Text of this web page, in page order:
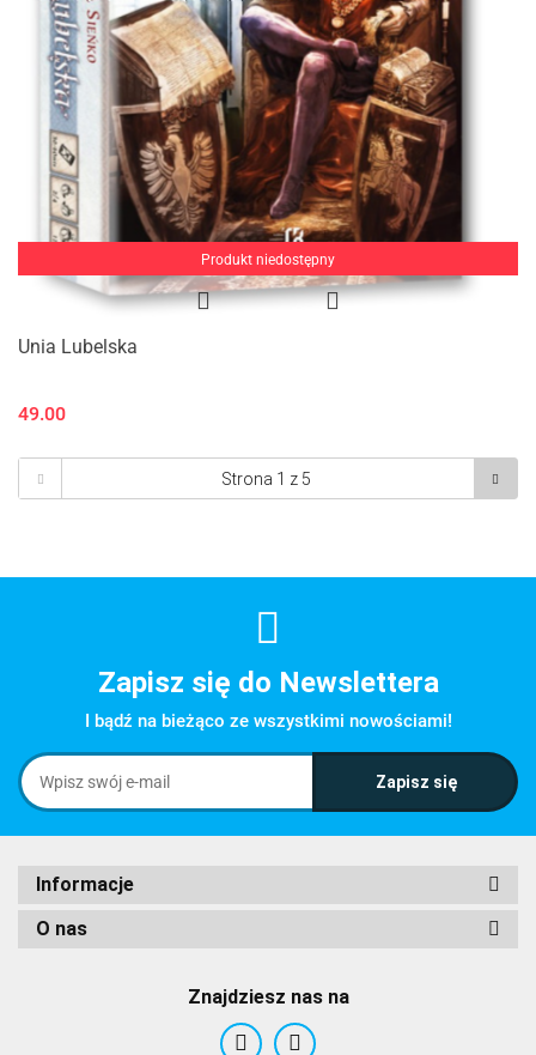
Produkt niedostępny
Unia Lubelska
49.00
Zapisz się do Newslettera
I bądź na bieżąco ze wszystkimi nowościami!
Informacje
O nas
Znajdziesz nas na